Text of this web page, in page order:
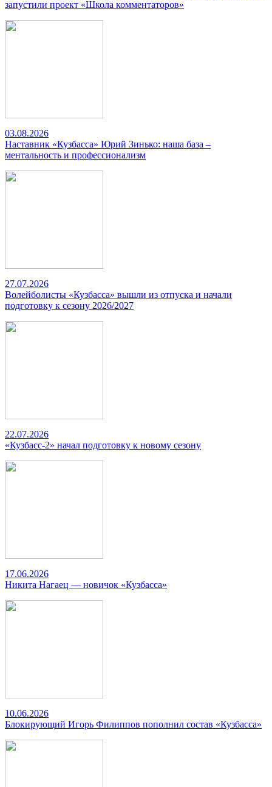
запустили проект «Школа комментаторов»
03.08.2026
Наставник «Кузбасса» Юрий Зинько: наша база –
ментальность и профессионализм
27.07.2026
Волейболисты «Кузбасса» вышли из отпуска и начали
подготовку к сезону 2026/2027
22.07.2026
«Кузбасс-2» начал подготовку к новому сезону
17.06.2026
Никита Нагаец — новичок «Кузбасса»
10.06.2026
Блокирующий Игорь Филиппов пополнил состав «Кузбасса»